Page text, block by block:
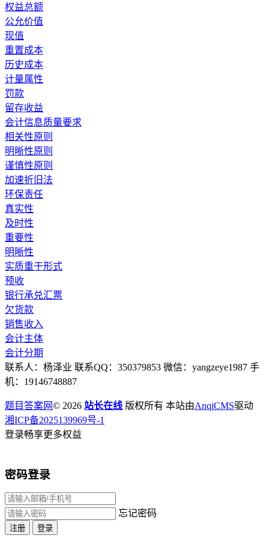
权益总额
公允价值
现值
重置成本
历史成本
计量属性
罚款
留存收益
会计信息质量要求
相关性原则
明晰性原则
谨慎性原则
加速折旧法
环保责任
真实性
及时性
重要性
明晰性
实质重于形式
预收
银行承兑汇票
欠货款
销售收入
会计主体
会计分期
联系人：杨泽业 联系QQ：350379853 微信：yangzeye1987 手
机：19146748887
题目答案网© 2026 站长在线 版权所有 本站由AnqiCMS驱动
湘ICP备2025139969号-1
登录畅享更多权益
密码登录
忘记密码
注册 登录